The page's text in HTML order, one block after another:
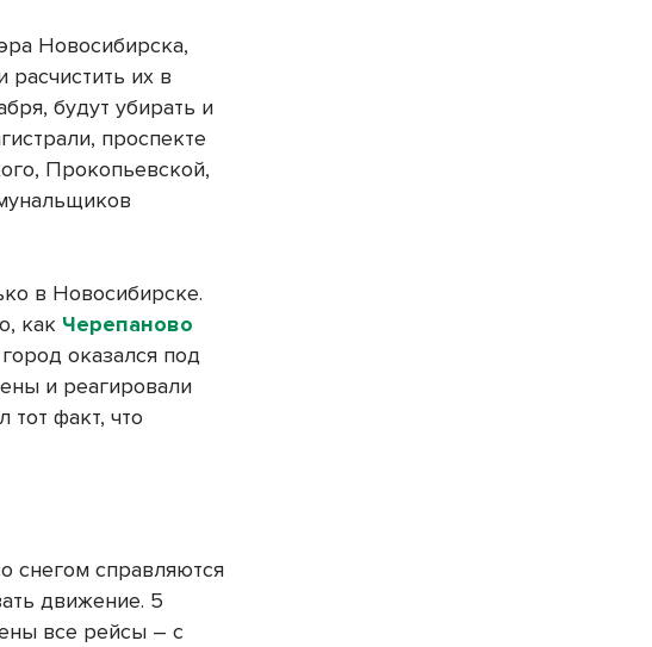
Новосибирска,
расчистить их в
будут убирать и
проспекте
Прокопьевской,
в Новосибирске.
как Черепаново
оказался под
и реагировали
факт, что
снегом справляются
движение. 5
все рейсы – с